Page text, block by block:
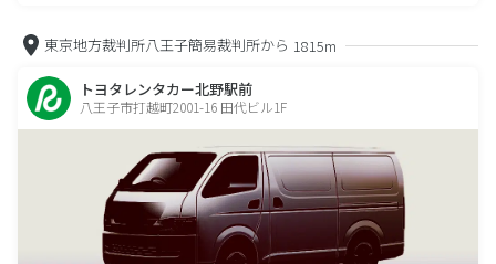
東京地方裁判所八王子簡易裁判所から 1815m
トヨタレンタカー北野駅前
八王子市打越町2001-16 田代ビル1F